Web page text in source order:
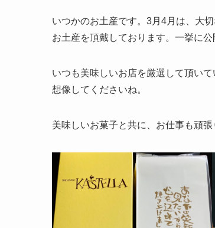
いつかのお土産です。3月4月は、大
お土産を頂戴しております。一挙に公
いつも美味しいお店を厳選して頂い
想像してくださいね。
美味しいお菓子と共に、お仕事も頑